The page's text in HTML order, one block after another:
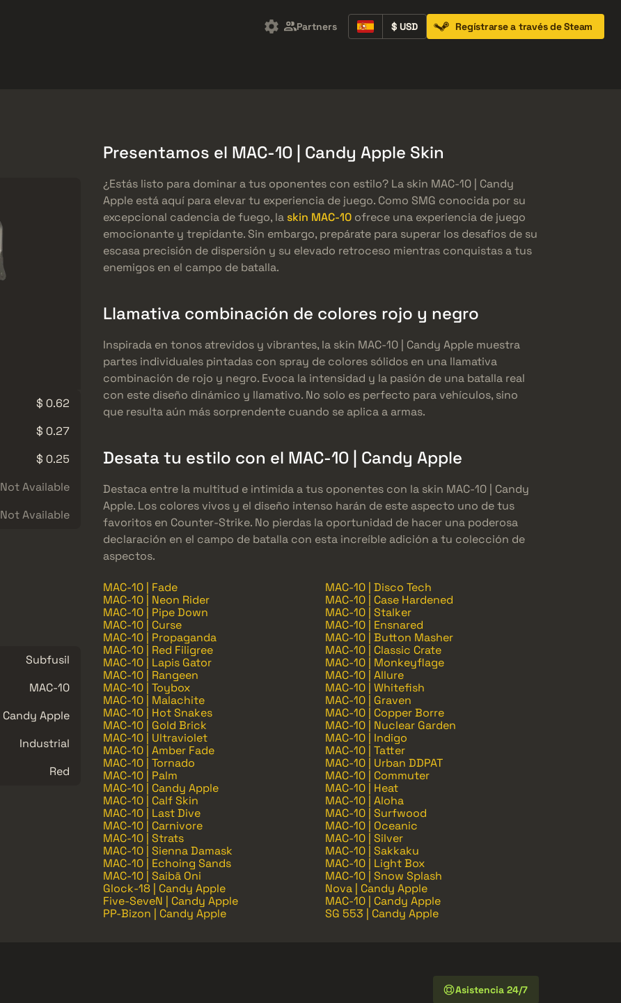
Partners $ USD Regístrarse a través de Steam
$ 0.62
$ 0.27
$ 0.25
Not Available
Not Available
Subfusil
MAC-10
Candy Apple
Industrial
Red
Presentamos el MAC-10 | Candy Apple Skin
¿Estás listo para dominar a tus oponentes con estilo? La skin MAC-10 | Candy
Apple está aquí para elevar tu experiencia de juego. Como SMG conocida por su
excepcional cadencia de fuego, la skin MAC-10 ofrece una experiencia de juego
emocionante y trepidante. Sin embargo, prepárate para superar los desafíos de su
escasa precisión de dispersión y su elevado retroceso mientras conquistas a tus
enemigos en el campo de batalla.
Llamativa combinación de colores rojo y negro
Inspirada en tonos atrevidos y vibrantes, la skin MAC-10 | Candy Apple muestra
partes individuales pintadas con spray de colores sólidos en una llamativa
combinación de rojo y negro. Evoca la intensidad y la pasión de una batalla real
con este diseño dinámico y llamativo. No solo es perfecto para vehículos, sino
que resulta aún más sorprendente cuando se aplica a armas.
Desata tu estilo con el MAC-10 | Candy Apple
Destaca entre la multitud e intimida a tus oponentes con la skin MAC-10 | Candy
Apple. Los colores vivos y el diseño intenso harán de este aspecto uno de tus
favoritos en Counter-Strike. No pierdas la oportunidad de hacer una poderosa
declaración en el campo de batalla con esta increíble adición a tu colección de
aspectos.
MAC-10 | Fade
MAC-10 | Disco Tech
MAC-10 | Neon Rider
MAC-10 | Case Hardened
MAC-10 | Pipe Down
MAC-10 | Stalker
MAC-10 | Curse
MAC-10 | Ensnared
MAC-10 | Propaganda
MAC-10 | Button Masher
MAC-10 | Red Filigree
MAC-10 | Classic Crate
MAC-10 | Lapis Gator
MAC-10 | Monkeyflage
MAC-10 | Rangeen
MAC-10 | Allure
MAC-10 | Toybox
MAC-10 | Whitefish
MAC-10 | Malachite
MAC-10 | Graven
MAC-10 | Hot Snakes
MAC-10 | Copper Borre
MAC-10 | Gold Brick
MAC-10 | Nuclear Garden
MAC-10 | Ultraviolet
MAC-10 | Indigo
MAC-10 | Amber Fade
MAC-10 | Tatter
MAC-10 | Tornado
MAC-10 | Urban DDPAT
MAC-10 | Palm
MAC-10 | Commuter
MAC-10 | Candy Apple
MAC-10 | Heat
MAC-10 | Calf Skin
MAC-10 | Aloha
MAC-10 | Last Dive
MAC-10 | Surfwood
MAC-10 | Carnivore
MAC-10 | Oceanic
MAC-10 | Strats
MAC-10 | Silver
MAC-10 | Sienna Damask
MAC-10 | Sakkaku
MAC-10 | Echoing Sands
MAC-10 | Light Box
MAC-10 | Saibā Oni
MAC-10 | Snow Splash
Glock-18 | Candy Apple
Nova | Candy Apple
Five-SeveN | Candy Apple
MAC-10 | Candy Apple
PP-Bizon | Candy Apple
SG 553 | Candy Apple
Asistencia 24/7